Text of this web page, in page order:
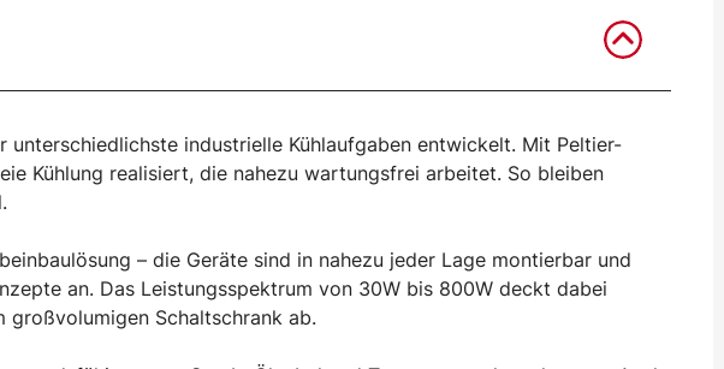
unterschiedlichste industrielle Kühlaufgaben entwickelt. Mit Peltier-
Kühlung realisiert, die nahezu wartungsfrei arbeitet. So bleiben
– die Geräte sind in nahezu jeder Lage montierbar und
an. Das Leistungsspektrum von 30W bis 800W deckt dabei
großvolumigen Schaltschrank ab.